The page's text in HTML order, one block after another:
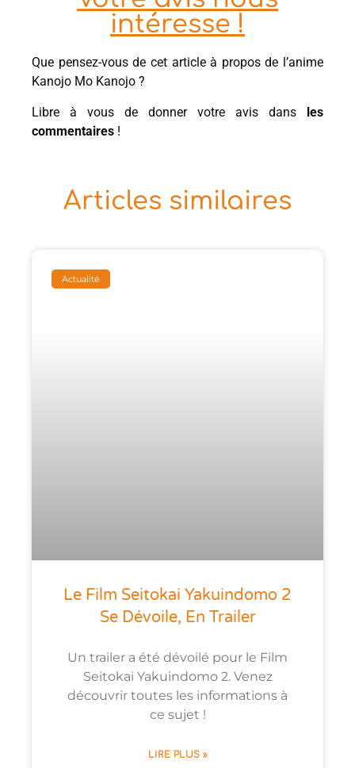
intéresse !
Que pensez-vous de cet article à propos de l’anime
Kanojo Mo Kanojo ?
Libre à vous de donner votre avis dans
les
commentaires !
Articles similaires
Actualité
Le Film Seitokai Yakuindomo 2
Se Dévoile, En Trailer
Un trailer a été dévoilé pour le Film
Seitokai Yakuindomo 2. Venez
découvrir toutes les informations à
ce sujet !
LIRE PLUS »